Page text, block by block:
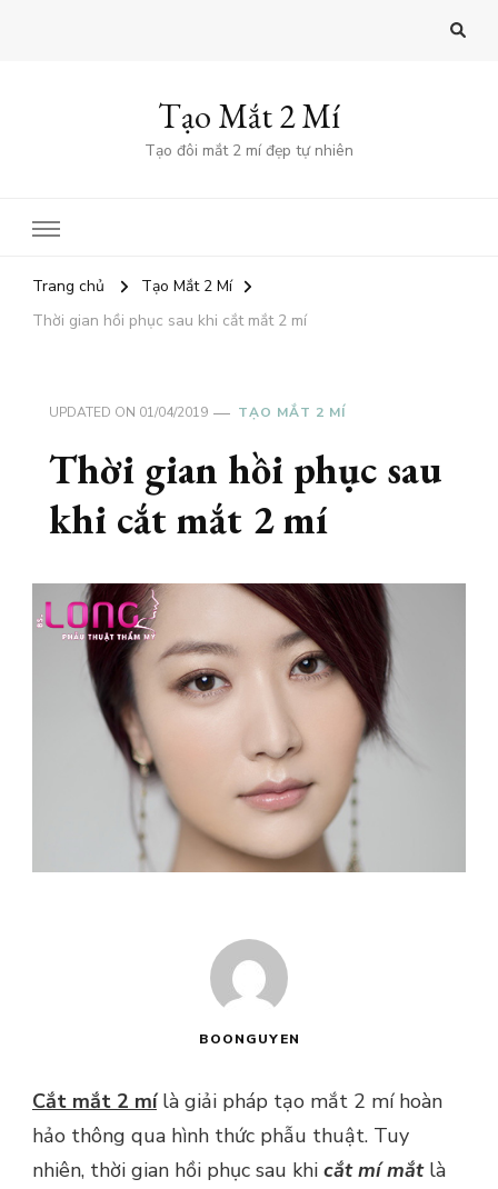
Tạo Mắt 2 Mí
Tạo đôi mắt 2 mí đẹp tự nhiên
Trang chủ
Tạo Mắt 2 Mí
Thời gian hồi phục sau khi cắt mắt 2 mí
UPDATED ON 01/04/2019 TẠO MẮT 2 MÍ
Thời gian hồi phục sau
khi cắt mắt 2 mí
BOONGUYEN
Cắt mắt 2 mílà giải pháp tạo mắt 2 mí hoàn
hảo thông qua hình thức phẫu thuật. Tuy
nhiên, thời gian hồi phục sau khi cắt mí mắtlà